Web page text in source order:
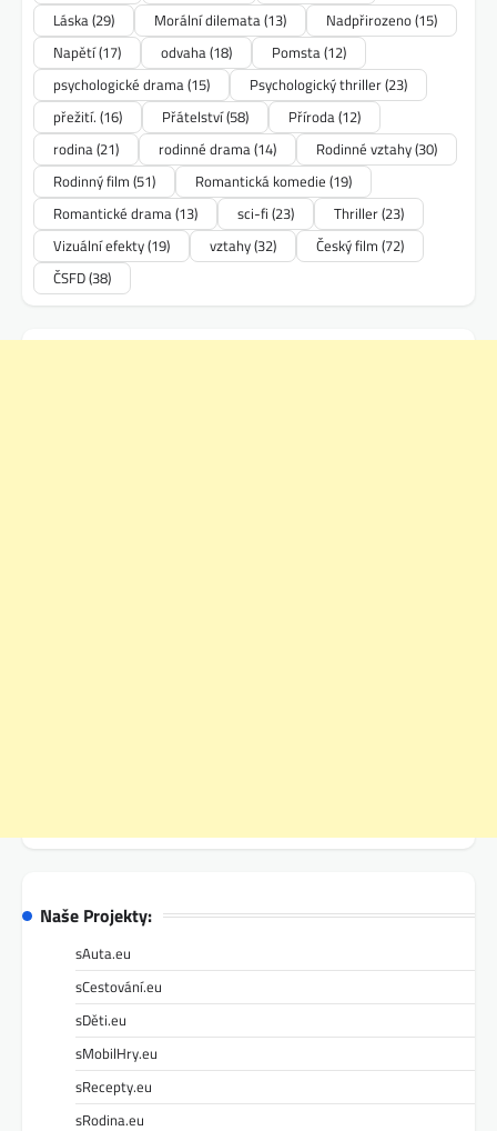
Láska(29) Morální dilemata(13) Nadpřirozeno(15)
Napětí(17) odvaha(18) Pomsta(12)
psychologické drama(15) Psychologický thriller(23)
přežití. (16) Přátelství(58) Příroda(12)
rodina(21) rodinné drama(14) Rodinné vztahy(30)
Rodinný film (51) Romantická komedie (19)
Romantické drama(13) sci-fi (23) Thriller(23)
Vizuální efekty(19) vztahy(32) Český film (72)
ČSFD(38)
Naše Projekty:
sAuta.eu
sCestování.eu
sDěti.eu
sMobilHry.eu
sRecepty.eu
sRodina.eu